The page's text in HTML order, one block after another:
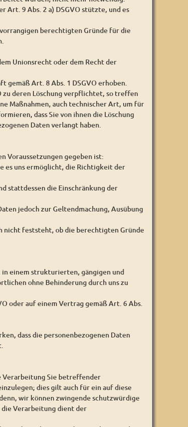
Art. 9 Abs. 2 a) DSGVO stützte, und es
berechtigten Gründe für die
Unionsrecht oder dem Recht der
gemäß Art. 8 Abs. 1 DSGVO erhoben.
zu deren Löschung verpflichtet, so treffen
Maßnahmen, auch technischer Art, um für
dass Sie von ihnen die Löschung
Daten verlangt haben.
Voraussetzungen gegeben ist:
es uns ermöglicht, die Richtigkeit der
stattdessen die Einschränkung der
jedoch zur Geltendmachung, Ausübung
nicht feststeht, ob die berechtigten Gründe
in einem strukturierten, gängigen und
ohne Behinderung durch uns zu
oder auf einem Vertrag gemäß Art. 6 Abs.
dass die personenbezogenen Daten
Verarbeitung Sie betreffender
dies gilt auch für ein auf diese
wir können zwingende schutzwürdige
Verarbeitung dient der